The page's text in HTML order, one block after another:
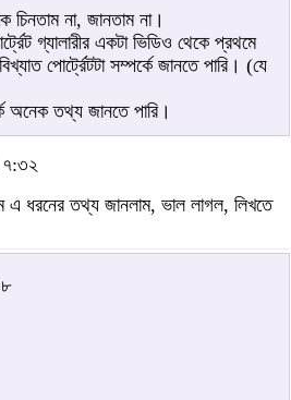
না, জানতাম না।
গ্যালারীর একটা ভিডিও থেকে প্রথমে
পোর্ট্রেটটা সম্পর্কে জানতে পারি। (যে
অনেক তথ্য জানতে পারি।
ধরনের তথ্য জানলাম, ভাল লাগল, লিখতে